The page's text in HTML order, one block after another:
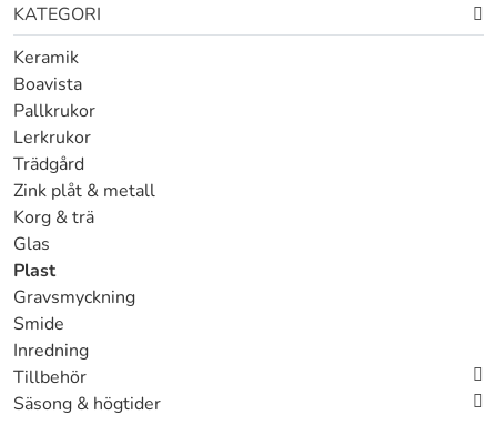
KATEGORI
Keramik
Boavista
Pallkrukor
Lerkrukor
Trädgård
Zink plåt & metall
Korg & trä
Glas
Plast
Gravsmyckning
Smide
Inredning
Tillbehör
Säsong & högtider